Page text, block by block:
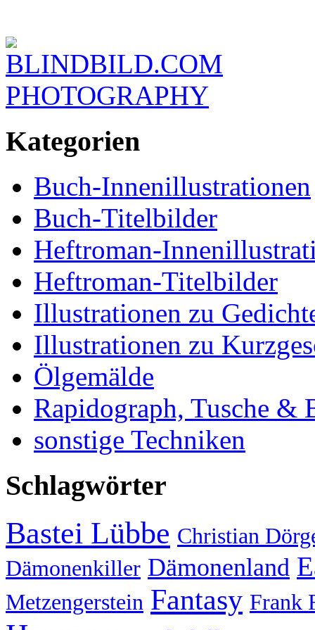
BLINDBILD.COM
PHOTOGRAPHY
Kategorien
Buch-Innenillustrationen
Buch-Titelbilder
Heftroman-
Heftroman-Titelbilder
Illustrationen zu
Illustrationen zu
Ölgemälde
Rapidograph, Tusche &
sonstige Techniken
Schlagwörter
Bastei Lübbe Christian
Dämonenkiller Dämonenland
Metzengerstein Fantasy Frank